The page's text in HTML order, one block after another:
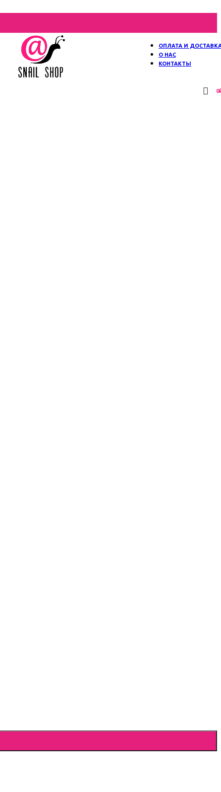
ОПЛАТА И
О НАС
КОНТАКТЫ
0